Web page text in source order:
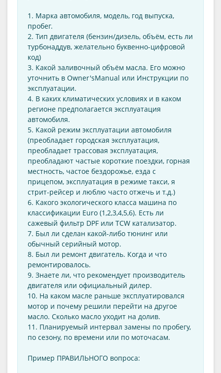
1. Марка автомобиля, модель, год выпуска,
пробег.
2. Тип двигателя (бензин/дизель, объём, есть ли
турбонаддув, желательно буквенно-цифровой
код)
3. Какой заливочный объём масла. Его можно
уточнить в Оwner'sManual или Инструкции по
эксплуатации.
4. В каких климатических условиях и в каком
регионе предполагается эксплуатация
автомобиля.
5. Какой режим эксплуатации автомобиля
(преобладает городская эксплуатация,
преобладает трассовая эксплуатация,
преобладают частые короткие поездки, горная
местность, частое бездорожье, езда с
прицепом, эксплуатация в режиме такси, я
стрит-рейсер и люблю часто отжечь и т.д.)
6. Какого экологического класса машина по
классификации Euro (1,2,3,4,5,6). Есть ли
сажевый фильтр DPF или TCW катализатор.
7. Был ли сделан какой-либо тюнинг или
обычный серийный мотор.
8. Был ли ремонт двигатель. Когда и что
ремонтировалось.
9. Знаете ли, что рекомендует производитель
двигателя или официальный дилер.
10. На каком масле раньше эксплуатировался
мотор и почему решили перейти на другое
масло. Сколько масло уходит на долив.
11. Планируемый интервал замены по пробегу,
по сезону, по времени или по моточасам.
Пример ПРАВИЛЬНОГО вопроса: